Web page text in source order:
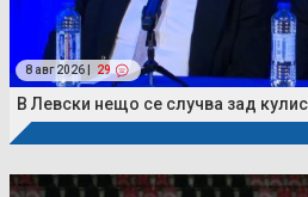
8 авг 2026 | 29
В Левски нещо се случва зад